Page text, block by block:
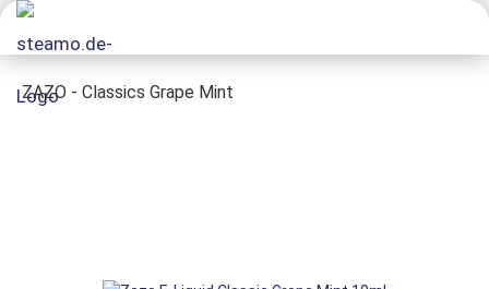
ZAZO - Classics Grape Mint